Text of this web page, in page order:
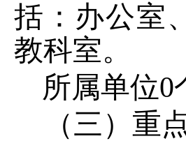
括：办公室
教科室。
所属单位0
（三）重